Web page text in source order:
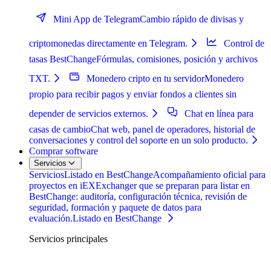
Mini App de TelegramCambio rápido de divisas y
criptomonedas directamente en Telegram.
Control de
tasas BestChangeFórmulas, comisiones, posición y archivos
TXT.
Monedero cripto en tu servidorMonedero
propio para recibir pagos y enviar fondos a clientes sin
depender de servicios externos.
Chat en línea para
casas de cambioChat web, panel de operadores, historial de
conversaciones y control del soporte en un solo producto.
Comprar software
Servicios
ServiciosListado en BestChangeAcompañamiento oficial para
proyectos en iEXExchanger que se preparan para listar en
BestChange: auditoría, configuración técnica, revisión de
seguridad, formación y paquete de datos para
evaluación.Listado en BestChange
Servicios principales